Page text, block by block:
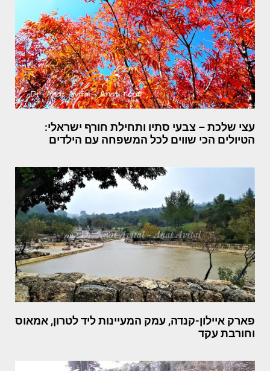
עצי שלכת – צבעי סתיו ותחילת חורף ישראלי:
הטיולים הכי שווים לכל המשפחה עם הילדים
פארק איילון-קנדה, עמק המעיינות ליד לטרון, אמאוס
וחורבת עקד